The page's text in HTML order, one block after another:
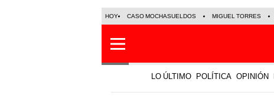
HOY CASO MOCHASUELDOS MIGUEL TORRES
LO ÚLTIMO POLÍTICA OPINIÓN